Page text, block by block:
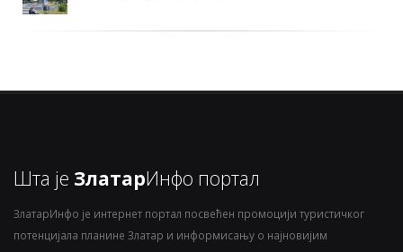
Шта је ЗлатарИнфо портал
ЗлатарИнфо је интернет портал посвећен промоцији туристичког
потенцијала планине Златар и информисању о најновијим